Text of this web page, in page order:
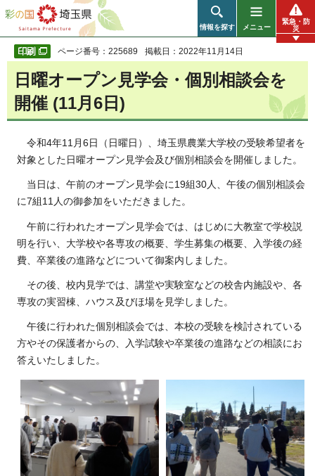
彩の国 埼玉県
情報を探す メニュー
緊急・防
災
ページ番号：225689 掲載日：2022年11月14日
日曜オープン見学会・個別相談会を
開催 (11月6日)
令和4年11月6日（日曜日）、埼玉県農業大学校の受験希望者を
対象とした日曜オープン見学会及び個別相談会を開催しました。
当日は、午前のオープン見学会に19組30人、午後の個別相談会
に7組11人の御参加をいただきました。
午前に行われたオープン見学会では、はじめに大教室で学校説
明を行い、大学校や各専攻の概要、学生募集の概要、入学後の経
費、卒業後の進路などについて御案内しました。
その後、校内見学では、講堂や実験室などの校舎内施設や、各
専攻の実習棟、ハウス及びほ場を見学しました。
午後に行われた個別相談会では、本校の受験を検討されている
方やその保護者からの、入学試験や卒業後の進路などの相談にお
答えいたしました。